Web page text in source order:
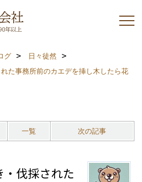
グ
日々徒然
た事務所前のカエデを挿し木したら花
一覧 次の記事
伐採された